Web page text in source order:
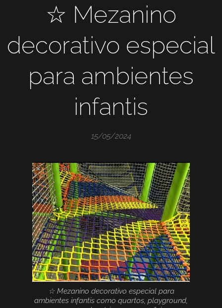
☆ Mezanino
decorativo especial
para ambientes
infantis
15/05/2024
☆ Mezanino decorativo especial para
ambientes infantis como quartos, playground,